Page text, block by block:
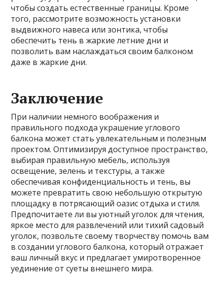
чтобы создать естественные границы. Кроме
того, рассмотрите возможность установки
выдвижного навеса или зонтика, чтобы
обеспечить тень в жаркие летние дни и
позволить вам наслаждаться своим балконом
даже в жаркие дни.
Заключение
При наличии немного воображения и
правильного подхода украшение углового
балкона может стать увлекательным и полезным
проектом. Оптимизируя доступное пространство,
выбирая правильную мебель, используя
освещение, зелень и текстуры, а также
обеспечивая конфиденциальность и тень, вы
можете превратить свою небольшую открытую
площадку в потрясающий оазис отдыха и стиля.
Предпочитаете ли вы уютный уголок для чтения,
яркое место для развлечений или тихий садовый
уголок, позвольте своему творчеству помочь вам
в создании углового балкона, который отражает
ваш личный вкус и предлагает умиротворенное
уединение от суеты внешнего мира.